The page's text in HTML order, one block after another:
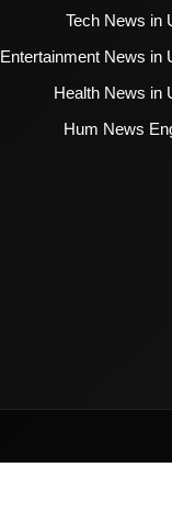
Tech News in
Entertainment News in
Health News in
Hum News